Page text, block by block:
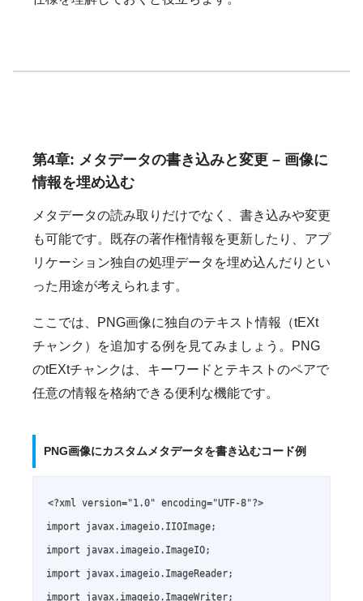
第4章: メタデータの書き込みと変更 – 画像に
情報を埋め込む
メタデータの読み取りだけでなく、書き込みや変更
も可能です。既存の著作権情報を更新したり、アプ
リケーション独自の処理データを埋め込んだりとい
った用途が考えられます。
ここでは、PNG画像に独自のテキスト情報（tEXt
チャンク）を追加する例を見てみましょう。PNG
のtEXtチャンクは、キーワードとテキストのペアで
任意の情報を格納できる便利な機能です。
PNG画像にカスタムメタデータを書き込むコード例
<?xml version="1.0" encoding="UTF-8"?>
import javax.imageio.IIOImage;
import javax.imageio.ImageIO;
import javax.imageio.ImageReader;
import javax.imageio.ImageWriter;